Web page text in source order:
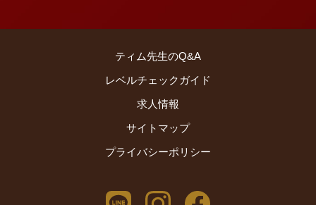
から「小学3 […]
ティム先生のQ&A
レベルチェックガイド
求人情報
サイトマップ
プライバシーポリシー